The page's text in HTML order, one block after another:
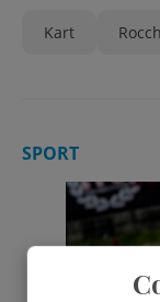
Kart
SPORT